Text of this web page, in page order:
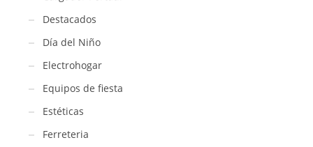
Destacados
Día del Niño
Electrohogar
Equipos de fiesta
Estéticas
Ferreteria